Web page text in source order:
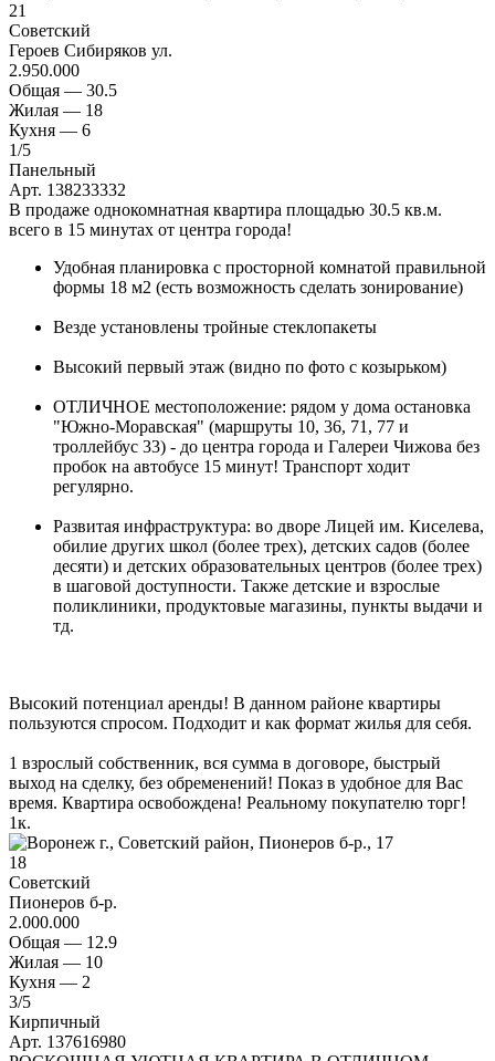
21
Советский
Героев Сибиряков ул.
2.950.000
Общая — 30.5
Жилая — 18
Кухня — 6
1/5
Панельный
Арт. 138233332
В продаже однокомнатная квартира площадью 30.5 кв.м.
всего в 15 минутах от центра города!
Удобная планировка с просторной комнатой правильной
формы 18 м2 (есть возможность сделать зонирование)
Везде установлены тройные стеклопакеты
Высокий первый этаж (видно по фото с козырьком)
ОТЛИЧНОЕ местоположение: рядом у дома остановка
"Южно-Моравская" (маршруты 10, 36, 71, 77 и
троллейбус 33) - до центра города и Галереи Чижова без
пробок на автобусе 15 минут! Транспорт ходит
регулярно.
Развитая инфраструктура: во дворе Лицей им. Киселева,
обилие других школ (более трех), детских садов (более
десяти) и детских образовательных центров (более трех)
в шаговой доступности. Также детские и взрослые
поликлиники, продуктовые магазины, пункты выдачи и
тд.
Высокий потенциал аренды! В данном районе квартиры
пользуются спросом. Подходит и как формат жилья для себя.
1 взрослый собственник, вся сумма в договоре, быстрый
выход на сделку, без обременений! Показ в удобное для Вас
время. Квартира освобождена! Реальному покупателю торг!
1к.
18
Советский
Пионеров б-р.
2.000.000
Общая — 12.9
Жилая — 10
Кухня — 2
3/5
Кирпичный
Арт. 137616980